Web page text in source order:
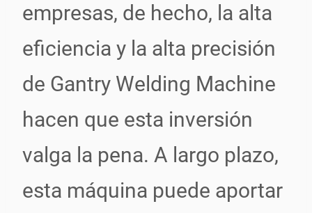
empresas, de hecho, la alta
eficiencia y la alta precisión
de Gantry Welding Machine
hacen que esta inversión
valga la pena. A largo plazo,
esta máquina puede aportar